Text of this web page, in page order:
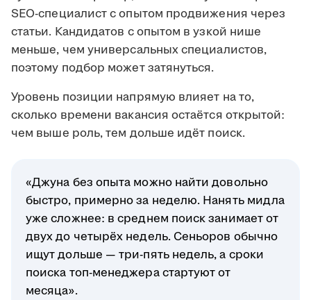
SEO-специалист с опытом продвижения через
статьи. Кандидатов с опытом в узкой нише
меньше, чем универсальных специалистов,
поэтому подбор может затянуться.
Уровень позиции напрямую влияет на то,
сколько времени вакансия остаётся открытой:
чем выше роль, тем дольше идёт поиск.
«Джуна без опыта можно найти довольно
быстро, примерно за неделю. Нанять мидла
уже сложнее: в среднем поиск занимает от
двух до четырёх недель. Сеньоров обычно
ищут дольше — три-пять недель, а сроки
поиска топ-менеджера стартуют от
месяца».